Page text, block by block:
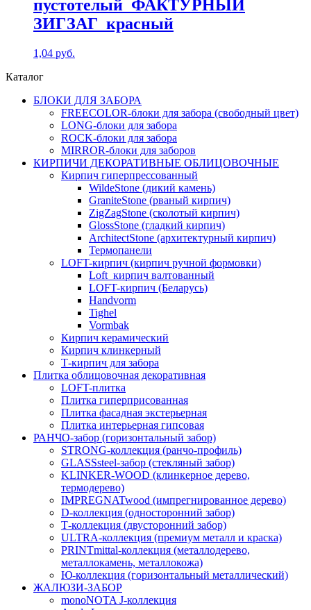
пустотелый_ФАКТУРНЫЙ
ЗИГЗАГ_красный
1,04 руб.
Каталог
БЛОКИ ДЛЯ ЗАБОРА
FREECOLOR-блоки для забора (свободный цвет)
LONG-блоки для забора
ROCK-блоки для забора
MIRROR-блоки для заборов
КИРПИЧИ ДЕКОРАТИВНЫЕ ОБЛИЦОВОЧНЫЕ
Кирпич гиперпрессованный
WildeStone (дикий камень)
GraniteStone (рваный кирпич)
ZigZagStone (сколотый кирпич)
GlossStone (гладкий кирпич)
ArchitectStone (архитектурный кирпич)
Термопанели
LOFT-кирпич (кирпич ручной формовки)
Loft_кирпич валтованный
LOFT-кирпич (Беларусь)
Handvorm
Tighel
Vormbak
Кирпич керамический
Кирпич клинкерный
Т-кирпич для забора
Плитка облицовочная декоративная
LOFT-плитка
Плитка гиперприсованная
Плитка фасадная экстерьерная
Плитка интерьерная гипсовая
РАНЧО-забор (горизонтальный забор)
STRONG-коллекция (ранчо-профиль)
GLASSsteel-забор (стекляный забор)
KLINKER-WOOD (клинкерное дерево,
термодерево)
IMPREGNATwood (импрегнированное дерево)
D-коллекция (односторонний забор)
Т-коллекция (двусторонний забор)
ULTRA-коллекция (премиум металл и краска)
PRINTmittal-коллекция (металлодерево,
металлокамень, металлокожа)
Ю-коллекция (горизонтальный металлический)
ЖАЛЮЗИ-ЗАБОР
monoNOTA J-коллекция